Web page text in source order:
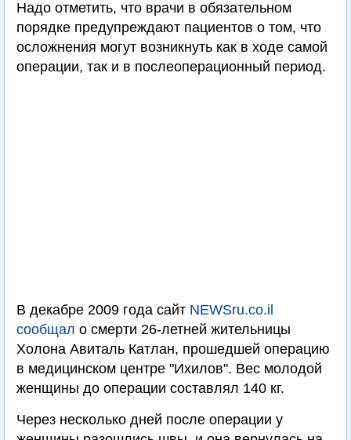
Надо отметить, что врачи в обязательном
порядке предупреждают пациентов о том, что
осложнения могут возникнуть как в ходе самой
операции, так и в послеоперационный период.
В декабре 2009 года сайт NEWSru.co.il
сообщал о смерти 26-летней жительницы
Холона Авиталь Катлан, прошедшей операцию
в медицинском центре "Ихилов". Вес молодой
женщины до операции составлял 140 кг.
Через несколько дней после операции у